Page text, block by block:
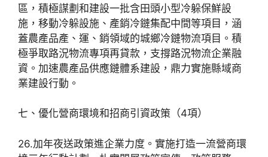
區，積極謀劃和建設一批含田頭小型冷躲保鮮設
施，移動冷躲設施、產銷冷鏈集配中間等項目，涵
蓋農產品產、運、銷領域的城鄉冷鏈物流項目。積
極爭取路況物流專項再貸款，支撐路況物流企業融
資。加速農產品供應鏈體系建設，鼎力實施縣域商
業建設行動。
七、優化營商環境和招商引資政策（4項）
26.加年夜送政策進企業力度。實施打造一流營商環